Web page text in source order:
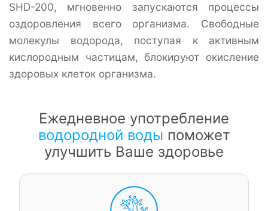
SHD-200, мгновенно запускаются процессы
оздоровления всего организма. Свободные
молекулы водорода, поступая к активным
кислородным частицам, блокируют окисление
здоровых клеток организма.
Ежедневное употребление
водородной воды поможет
улучшить Ваше здоровье